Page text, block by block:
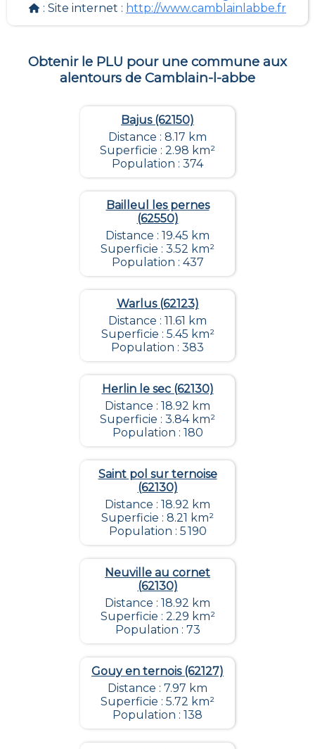
: Site internet : http://www.camblainlabbe.fr
Obtenir le PLU pour une commune aux
alentours de Camblain-l-abbe
Bajus (62150)
Distance : 8.17 km
Superficie : 2.98 km²
Population : 374
Bailleul les pernes
(62550)
Distance : 19.45 km
Superficie : 3.52 km²
Population : 437
Warlus (62123)
Distance : 11.61 km
Superficie : 5.45 km²
Population : 383
Herlin le sec (62130)
Distance : 18.92 km
Superficie : 3.84 km²
Population : 180
Saint pol sur ternoise
(62130)
Distance : 18.92 km
Superficie : 8.21 km²
Population : 5 190
Neuville au cornet
(62130)
Distance : 18.92 km
Superficie : 2.29 km²
Population : 73
Gouy en ternois (62127)
Distance : 7.97 km
Superficie : 5.72 km²
Population : 138